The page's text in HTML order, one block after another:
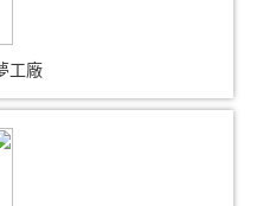
工廠